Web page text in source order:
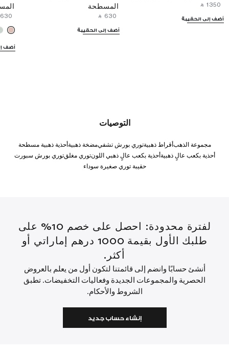
‎ ⃁ ⁦1350⁩ ‎
أضف إلى الحقيبة
المسطحة
‎ ⃁ ⁦630⁩ ‎
أضف إلى الحقيبة
أضف
التوصيات
مجموعة الذهب أقراط ذهبيةتوري بورش تشفيمضخة ذهبية أحذية ذهبية مسطحة
أحذية بكعب عالٍ ذهبية أحذية بكعب عالٍ ذهبي اللونتوري مغلقتوري بورش سبورت
حقيبة توري صغيرة سوداء
لفترة محدودة: احصل على خصم 10% على
طلبك الأول بقيمة 1000 درهم إماراتي أو
أكثر.
أنشئ حسابًا وانضم إلى قائمتنا لتكون أول من يعلم بالعروض
الحصرية والمجموعات الجديدة وفعاليات التخفيضات. تطبق
الشروط والأحكام.
إنشاء حساب جديد